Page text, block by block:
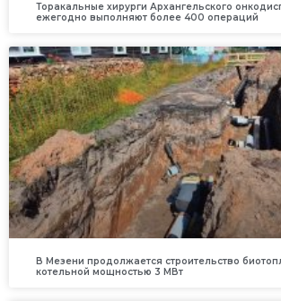
Торакальные хирурги Архангельского
ежегодно выполняют более 400 операций
В Мезени продолжается строительство
котельной мощностью 3 МВт